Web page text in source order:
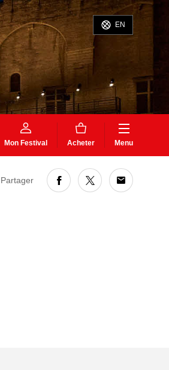
EN
Mon Festival Acheter Menu
Partager